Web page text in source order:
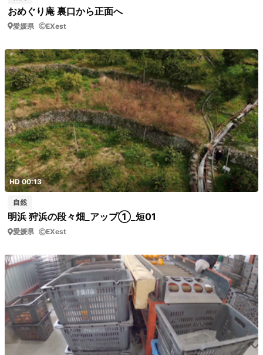
おめぐり庵 裏口から正面へ
愛媛県 EXest
HD 00:13
自然
明浜 狩浜の段々畑_アップ①_短01
愛媛県 EXest